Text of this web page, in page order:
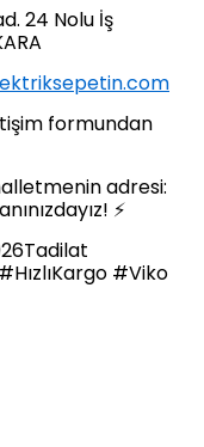
24 Nolu İş
formundan
adresi:
⚡
#Viko